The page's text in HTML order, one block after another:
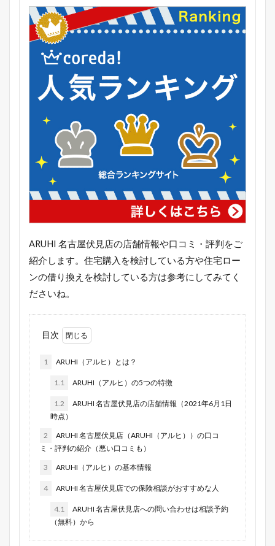
ARUHI 名古屋伏見店の店舗情報や口コミ・評判をご
紹介します。住宅購入を検討している方や住宅ロー
ンの借り換えを検討している方は参考にしてみてく
ださいね。
目次
1 ARUHI（アルヒ）とは？
1.1 ARUHI（アルヒ）の5つの特徴
1.2
ARUHI 名古屋伏見店の店舗情報（2021年6月1日
時点）
2
ARUHI 名古屋伏見店（ARUHI（アルヒ））の口コ
ミ・評判の紹介（悪い口コミも）
3 ARUHI（アルヒ）の基本情報
4 ARUHI 名古屋伏見店での保険相談がおすすめな人
4.1
ARUHI 名古屋伏見店への問い合わせは相談予約
（無料）から